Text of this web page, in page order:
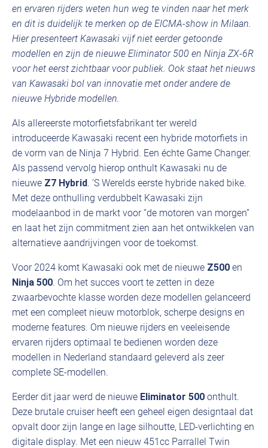
en ervaren rijders weten hun weg te vinden naar het merk
en dit is duidelijk te merken op de EICMA-show in Milaan.
Hier presenteert Kawasaki vijf niet eerder getoonde
modellen en zijn de nieuwe Eliminator 500 en Ninja ZX-6R
voor het eerst zichtbaar voor publiek. Ook staat het nieuws
van Kawasaki bol van innovatie met onder andere de
nieuwe Hybride modellen.
Als allereerste motorfietsfabrikant ter wereld
introduceerde Kawasaki recent een hybride motorfiets in
de vorm van de Ninja 7 Hybrid. Een échte Game Changer.
Als passend vervolg hierop onthult Kawasaki nu de
nieuwe Z7 Hybrid. ’S Werelds eerste hybride naked bike.
Met deze onthulling verdubbelt Kawasaki zijn
modelaanbod in de markt voor ‘’de motoren van morgen’’
en laat het zijn commitment zien aan het ontwikkelen van
alternatieve aandrijvingen voor de toekomst.
Voor 2024 komt Kawasaki ook met de nieuwe Z500 en
Ninja 500. Om het succes voort te zetten in deze
zwaarbevochte klasse worden deze modellen gelanceerd
met een compleet nieuw motorblok, scherpe designs en
moderne features. Om nieuwe rijders en veeleisende
ervaren rijders optimaal te bedienen worden deze
modellen in Nederland standaard geleverd als zeer
complete SE-modellen.
Eerder dit jaar werd de nieuwe Eliminator 500 onthult.
Deze brutale cruiser heeft een geheel eigen designtaal dat
opvalt door zijn lange en lage silhoutte, LED-verlichting en
digitale display. Met een nieuw 451cc Parrallel Twin